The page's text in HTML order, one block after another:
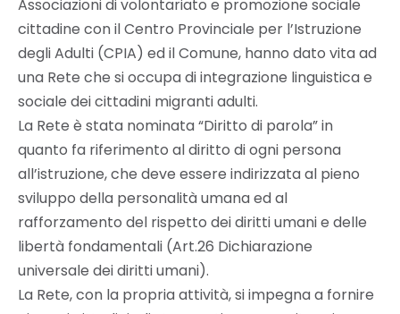
Associazioni di volontariato e promozione sociale
cittadine con il Centro Provinciale per l’Istruzione
degli Adulti (CPIA) ed il Comune, hanno dato vita ad
una Rete che si occupa di integrazione linguistica e
sociale dei cittadini migranti adulti.
La Rete è stata nominata “Diritto di parola” in
quanto fa riferimento al diritto di ogni persona
all’istruzione, che deve essere indirizzata al pieno
sviluppo della personalità umana ed al
rafforzamento del rispetto dei diritti umani e delle
libertà fondamentali (Art.26 Dichiarazione
universale dei diritti umani).
La Rete, con la propria attività, si impegna a fornire